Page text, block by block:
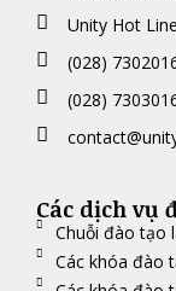
Unity Hot
(028)
(028)
Các dịch vụ
Chuỗi đào tạo
Các khóa đào